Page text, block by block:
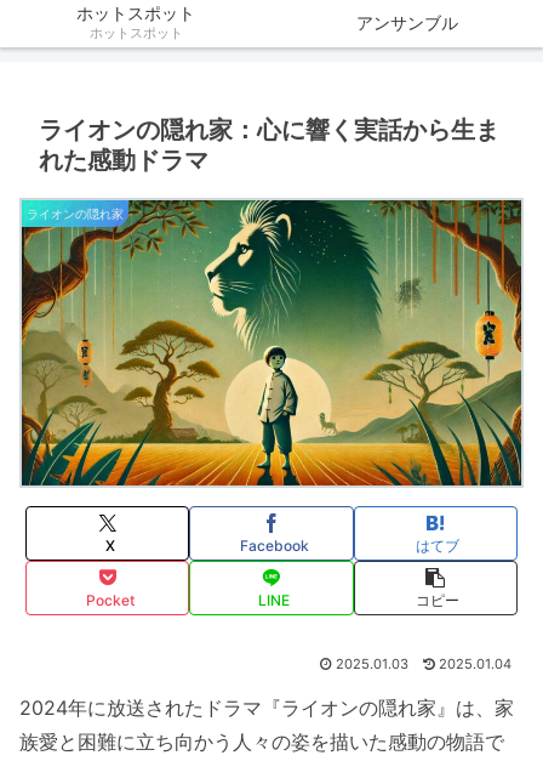
ホットスポット
ホットスポット アンサンブル
ライオンの隠れ家：心に響く実話から生ま
れた感動ドラマ
ライオンの隠れ家
X Facebook はてブ
Pocket LINE コピー
2025.01.03 2025.01.04
2024年に放送されたドラマ『ライオンの隠れ家』は、家
族愛と困難に立ち向かう人々の姿を描いた感動の物語で